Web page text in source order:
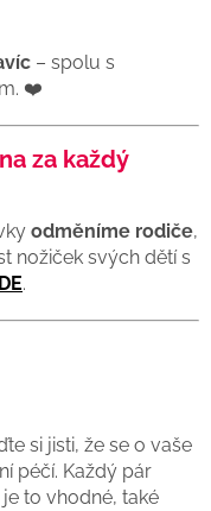
– spolu s
❤️
za každý
odměníme rodiče,
nožiček svých dětí s
.
si jisti, že se o vaše
péčí. Každý pár
to vhodné, také